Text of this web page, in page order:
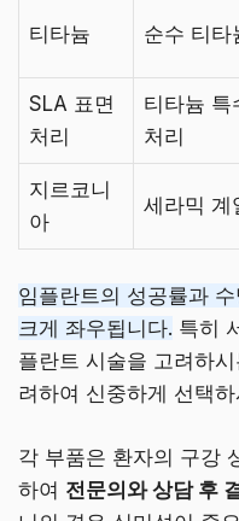
티타늄 순수 티타
SLA 표면
처리
티타늄 특
처리
지르코니
아
세라믹 계
임플란트의 성공률과
크게 좌우됩니다. 특히
플란트 시술을 고려하
려하여 신중하게 선택
각 부품은 환자의 구강
하여 전문의와 상담 후